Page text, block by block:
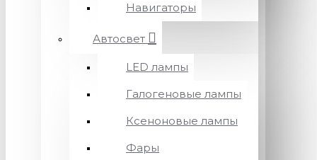
Навигаторы
Автосвет
LED лампы
Галогеновые лампы
Ксеноновые лампы
Фары